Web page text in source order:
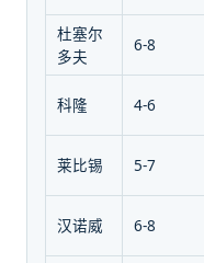
杜塞尔
多夫
6-8
科隆 4-6
莱比锡 5-7
汉诺威 6-8